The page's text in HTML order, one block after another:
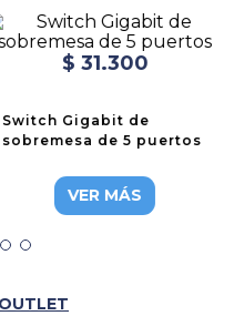
$ 31.300
Switch Gigabit de
sobremesa de 5 puertos
VER MÁS